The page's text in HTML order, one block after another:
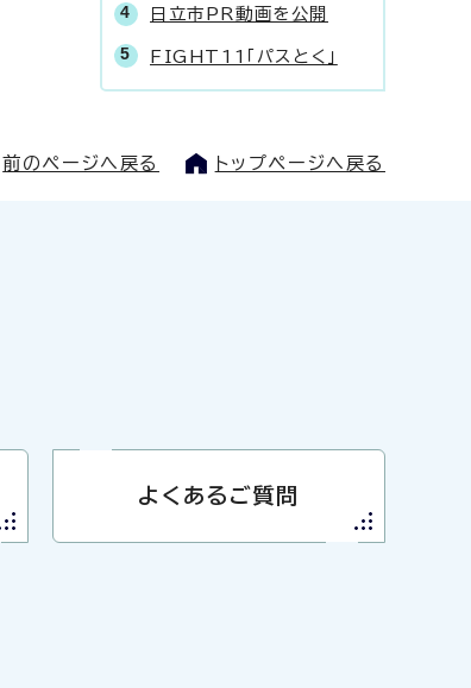
日立市PR動画を公開
FIGHT11「パスとく」
前のページへ戻る トップページへ戻る
よくあるご質問